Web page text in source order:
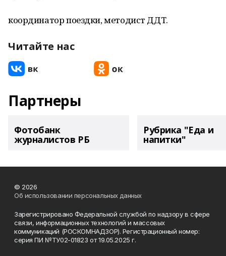
координатор поездки, методист ДДТ.
Читайте нас
Партнеры
Фотобанк
журналистов РБ
Рубрика "Еда и
напитки"
© 2026
Об использовании персональных данных
Зарегистрировано Федеральной службой по надзору в сфере
связи, информационных технологий и массовых
коммуникаций (РОСКОМНАДЗОР). Регистрационный номер:
серия ПИ №ТУ02-01823 от 19.05.2025 г.